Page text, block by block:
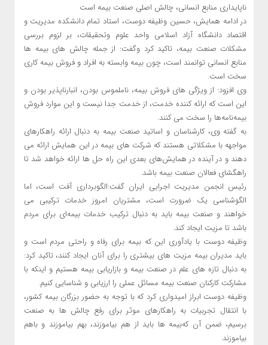
ناپایداری منابع انسانی، چالش اصلی صنعت بیمه است
در ادامه همایش، حسین وظیفه دوست، استاد تمام دانشکده مدیریت و
اقتصاد دانشگاه آزاد اسلامی واحد علوم وتحقیقات، بر لزوم بررسی
مشکلات صنعت بیمه، تاکید کرد وگفت: از جمله چالش های بیمه ها
منابع انسانی توانمند است، چون بیمه وابسته به افراد و فروش بیمه کاری
سخت است.
وی افزود: از ویژگی های فروش بیمه، ناملموس بودن، انبارناپذیر بودن و
این است که ارائه کننده خدمت، از خدمت جدا نیست و این موارد فروش
بیمه‌نامه‌ها را سخت می کنند.
به گفته وی، کارشناسان و اساتید صنعت بیمه به دنبال ارائه راهکارهای
مواجهه با مشکلاتی هستند که شرکت های بیمه در این همایش ارائه می
دهند و در آینده در همایش‌های بعدی این راه حل ها ارائه خواهد شد تا
راهگشای فعالان صنعت بیمه باشد.
رئیس انجمن مدیریت اجرایی ایران گفت:الگوبرداری آفت است، اما
الگوشناسی یک ضرورت است، مشتریان امروز خدمات ترکیبی می
خواهند و صنعت بیمه باید به دنبال ترکیب خدمات بیمه‌ای برای مردم
باشد تا مزیت ایجاد کند.
وظیفه دوست با یادآوری این که بیمه برای رفاه و راحتی مردم است و
باید مدیران بیمه مزیت های بیشتری را برای آنان ایجاد کنند، تاکید کرد:
به دنبال تازه های علم در صنعت بیمه و بازاریابی بیمه هستیم و اینکه با
مشارکت کارکنان صنعت بیمه مسائل عملی را ارزیابی و شناسایی کنیم.
وظیفه دوست ابراز امیدواری کرد که با توجه به حضور بزرگان بیمه کشور،
با انتقال تجربیات به راهکارهای موثر برای رفع چالش ها به صنعت
برسیم، ضمن آن که‌بیمه ها باید از هم بیاموزند، بهم بیاموزند و باهم
بیاموزند.